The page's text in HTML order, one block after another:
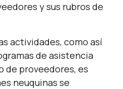
y sus rubros de
actividades, como así
de asistencia
de proveedores, es
neuquinas se